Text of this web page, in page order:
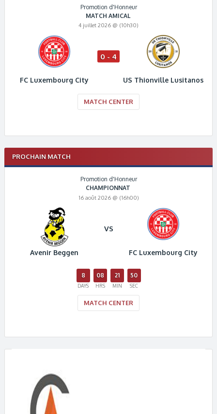
Promotion d'Honneur
MATCH AMICAL
4 juillet 2026 @ (10h30)
FC Luxembourg City
0 - 4
US Thionville Lusitanos
MATCH CENTER
PROCHAIN MATCH
Promotion d'Honneur
CHAMPIONNAT
16 août 2026 @ (16h00)
Avenir Beggen
VS
FC Luxembourg City
8
DAYS
08
HRS
21
MIN
49
SEC
MATCH CENTER